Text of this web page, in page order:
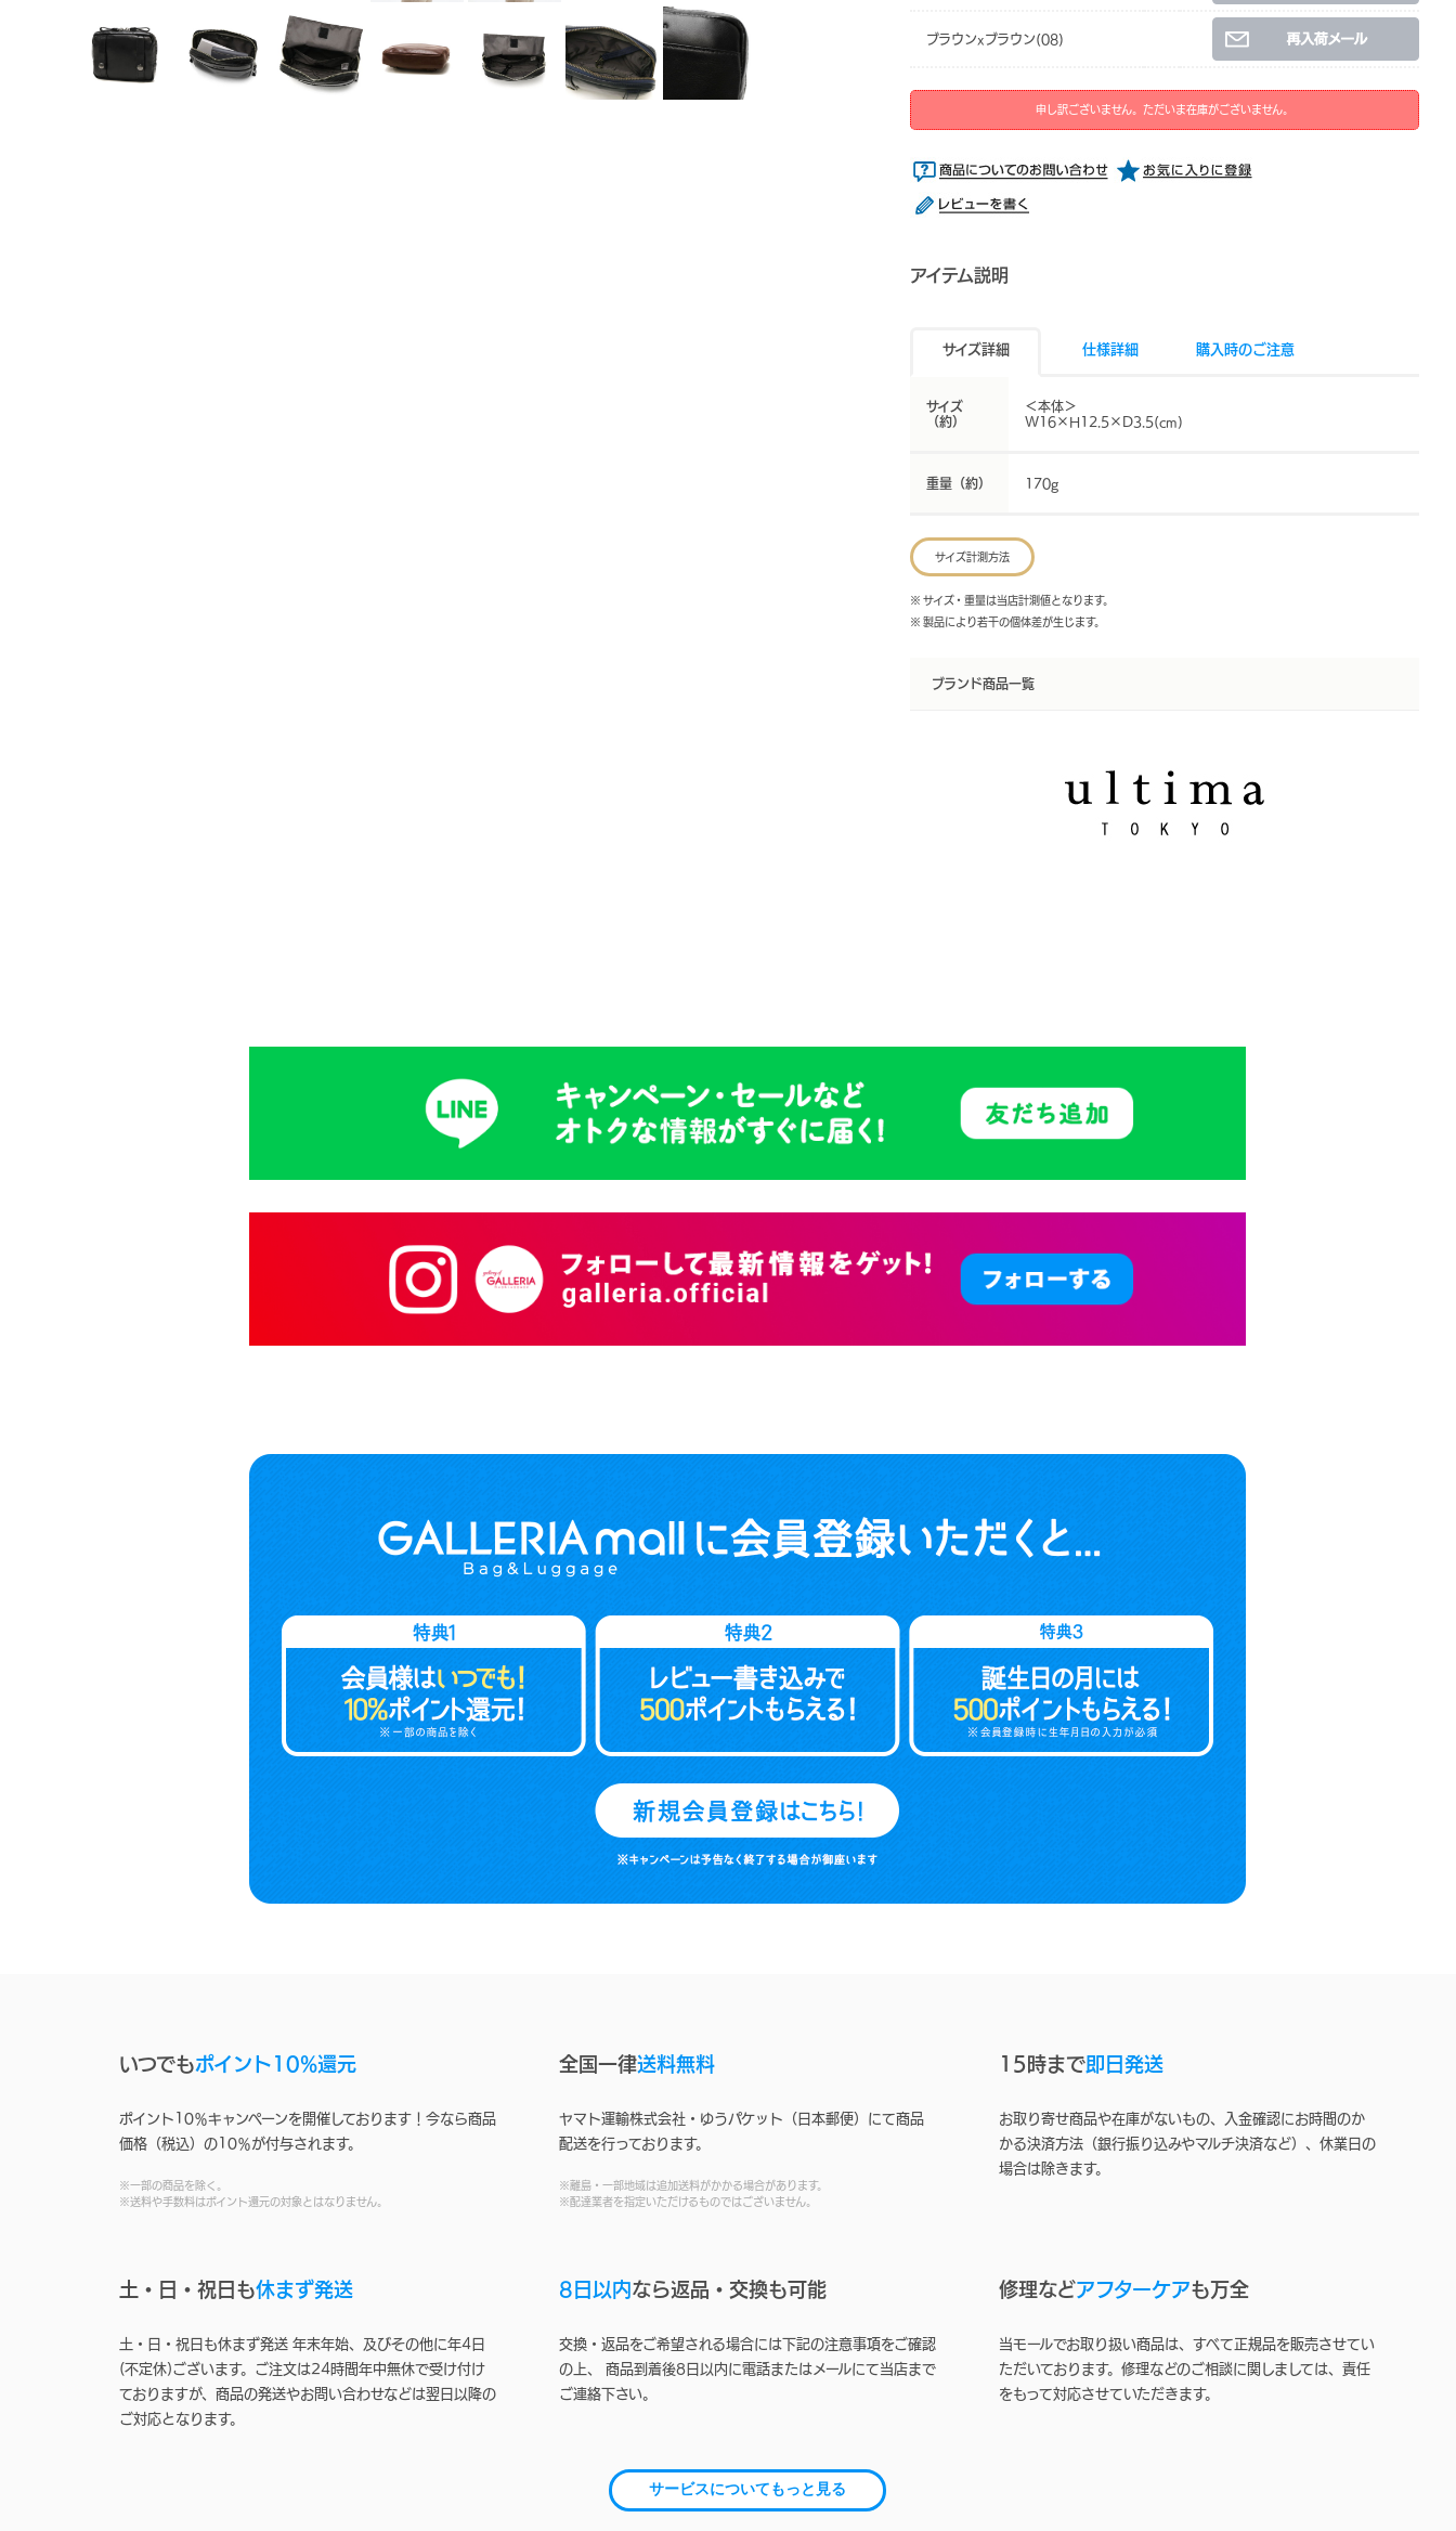
ブラウンxブラウン(08)
申し訳ございません。ただいま在庫がございません。
アイテム説明
サイズ詳細 仕様詳細 購入時のご注意
サイズ
（約）
＜本体＞
W16×H12.5×D3.5(cm)
重量（約） 170g
サイズ計測方法
※ サイズ・重量は当店計測値となります。
※ 製品により若干の個体差が生じます。
ブランド商品一覧
いつでもポイント10%還元
ポイント10％キャンペーンを開催しております！今なら商品
価格（税込）の10％が付与されます。
※一部の商品を除く。
※送料や手数料はポイント還元の対象とはなりません。
全国一律送料無料
ヤマト運輸株式会社・ゆうパケット（日本郵便）にて商品
配送を行っております。
※離島・一部地域は追加送料がかかる場合があります。
※配達業者を指定いただけるものではございません。
15時まで即日発送
お取り寄せ商品や在庫がないもの、入金確認にお時間のか
かる決済方法（銀行振り込みやマルチ決済など）、休業日の
場合は除きます。
土・日・祝日も休まず発送
土・日・祝日も休まず発送 年末年始、及びその他に年4日
(不定休)ございます。ご注文は24時間年中無休で受け付け
ておりますが、商品の発送やお問い合わせなどは翌日以降の
ご対応となります。
8日以内なら返品・交換も可能
交換・返品をご希望される場合には下記の注意事項をご確認
の上、 商品到着後8日以内に電話またはメールにて当店まで
ご連絡下さい。
修理などアフターケアも万全
当モールでお取り扱い商品は、すべて正規品を販売させてい
ただいております。修理などのご相談に関しましては、責任
をもって対応させていただきます。
サービスについてもっと見る